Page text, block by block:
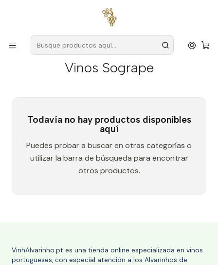
para pedidos superiores a
Vinos Sogrape
Vinos Sogrape
Todavía no hay productos disponibles
aquí
Puedes probar a buscar en otras categorías o
utilizar la barra de búsqueda para encontrar
otros productos.
VinhAlvarinho.pt es una tienda online especializada en vinos
portugueses, con especial atención a los Alvarinhos de